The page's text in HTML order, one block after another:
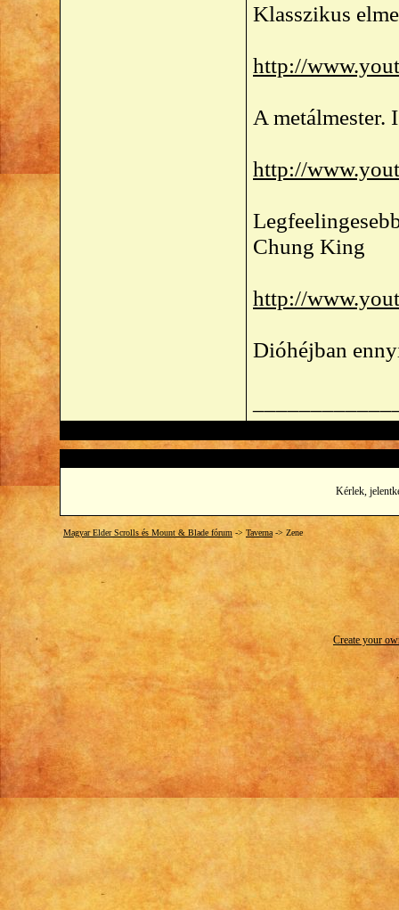
Klasszikus
http://
A metálmester.
http://
Chung King
http://
Dióhéjban
Kérlek,
Magyar Elder Scrolls és Mount & Blade fórum -> Taverna -> Zene
Create your